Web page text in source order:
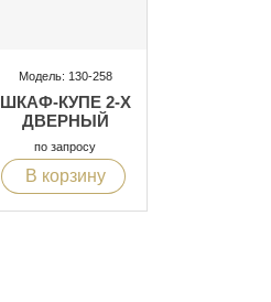
Модель: 130-258
ШКАФ-КУПЕ 2-Х
ДВЕРНЫЙ
по запросу
В корзину